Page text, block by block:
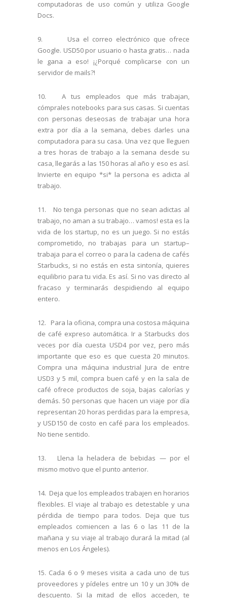
computadoras de uso común y utiliza Google
Docs.
9. Usa el correo electrónico que ofrece
Google. USD50 por usuario o hasta gratis… nada
le gana a eso! ¡¿Porqué complicarse con un
servidor de mails?!
10. A tus empleados que más trabajan,
cómprales notebooks para sus casas. Si cuentas
con personas deseosas de trabajar una hora
extra por día a la semana, debes darles una
computadora para su casa. Una vez que lleguen
a tres horas de trabajo a la semana desde su
casa, llegarás a las 150 horas al año y eso es así.
Invierte en equipo *si* la persona es adicta al
trabajo.
11. No tenga personas que no sean adictas al
trabajo, no aman a su trabajo… vamos! esta es la
vida de los startup, no es un juego. Si no estás
comprometido, no trabajas para un startup–
trabaja para el correo o para la cadena de cafés
Starbucks, si no estás en esta sintonía, quieres
equilibrio para tu vida. Es así. Si no vas directo al
fracaso y terminarás despidiendo al equipo
entero.
12. Para la oficina, compra una costosa máquina
de café expreso automática. Ir a Starbucks dos
veces por día cuesta USD4 por vez, pero más
importante que eso es que cuesta 20 minutos.
Compra una máquina industrial Jura de entre
USD3 y 5 mil, compra buen café y en la sala de
café ofrece productos de soja, bajas calorías y
demás. 50 personas que hacen un viaje por día
representan 20 horas perdidas para la empresa,
y USD150 de costo en café para los empleados.
No tiene sentido.
13. Llena la heladera de bebidas — por el
mismo motivo que el punto anterior.
14. Deja que los empleados trabajen en horarios
flexibles. El viaje al trabajo es detestable y una
pérdida de tiempo para todos. Deja que tus
empleados comiencen a las 6 o las 11 de la
mañana y su viaje al trabajo durará la mitad (al
menos en Los Ángeles).
15. Cada 6 o 9 meses visita a cada uno de tus
proveedores y pídeles entre un 10 y un 30% de
descuento. Si la mitad de ellos acceden, te